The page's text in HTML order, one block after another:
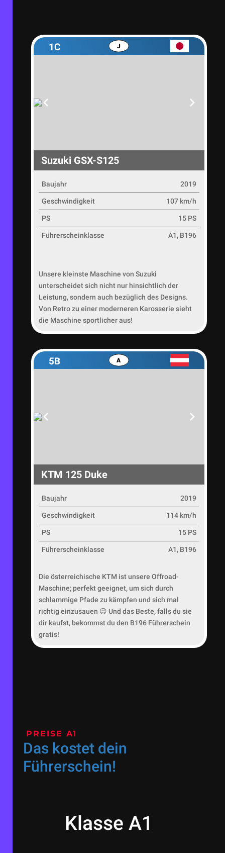
1C J
Suzuki GSX-S125
Baujahr 2019
Geschwindigkeit 107 km/h
PS 15 PS
Führerscheinklasse A1, B196
Unsere kleinste Maschine von Suzuki
unterscheidet sich nicht nur hinsichtlich der
Leistung, sondern auch bezüglich des Designs.
Von Retro zu einer moderneren Karosserie sieht
die Maschine sportlicher aus!
5B A
KTM 125 Duke
Baujahr 2019
Geschwindigkeit 114 km/h
PS 15 PS
Führerscheinklasse A1, B196
Die österreichische KTM ist unsere Offroad-
Maschine; perfekt geeignet, um sich durch
schlammige Pfade zu kämpfen und sich mal
richtig einzusauen 😉 Und das Beste, falls du sie
dir kaufst, bekommst du den B196 Führerschein
gratis!
PREISE A1
Das kostet dein
Führerschein!
Klasse A1